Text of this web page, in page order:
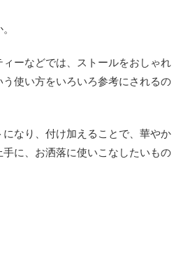
ーなどでは、ストールをおしゃれ
使い方をいろいろ参考にされるの
なり、付け加えることで、華やか
に、お洒落に使いこなしたいもの